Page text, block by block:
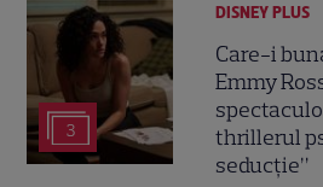
3
DISNEY PLUS
Care-i
Emmy
thrillerul
seducție”